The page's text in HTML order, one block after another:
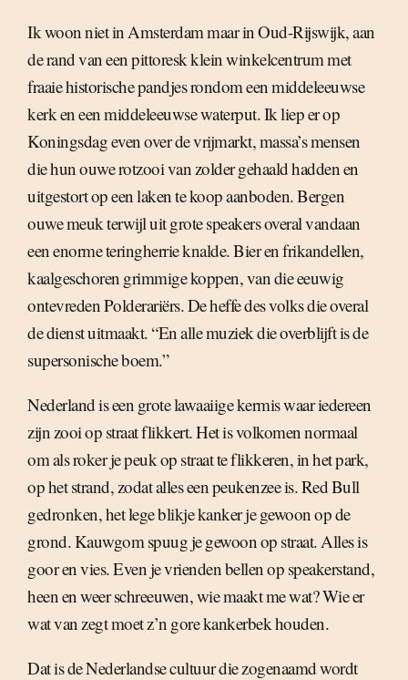
Ik woon niet in Amsterdam maar in Oud-Rijswijk, aan
de rand van een pittoresk klein winkelcentrum met
fraaie historische pandjes rondom een middeleeuwse
kerk en een middeleeuwse waterput. Ik liep er op
Koningsdag even over de vrijmarkt, massa’s mensen
die hun ouwe rotzooi van zolder gehaald hadden en
uitgestort op een laken te koop aanboden. Bergen
ouwe meuk terwijl uit grote speakers overal vandaan
een enorme teringherrie knalde. Bier en frikandellen,
kaalgeschoren grimmige koppen, van die eeuwig
ontevreden Polderariërs. De heffe des volks die overal
de dienst uitmaakt. “En alle muziek die overblijft is de
supersonische boem.”
Nederland is een grote lawaaiige kermis waar iedereen
zijn zooi op straat flikkert. Het is volkomen normaal
om als roker je peuk op straat te flikkeren, in het park,
op het strand, zodat alles een peukenzee is. Red Bull
gedronken, het lege blikje kanker je gewoon op de
grond. Kauwgom spuug je gewoon op straat. Alles is
goor en vies. Even je vrienden bellen op speakerstand,
heen en weer schreeuwen, wie maakt me wat? Wie er
wat van zegt moet z’n gore kankerbek houden.
Dat is de Nederlandse cultuur die zogenaamd wordt